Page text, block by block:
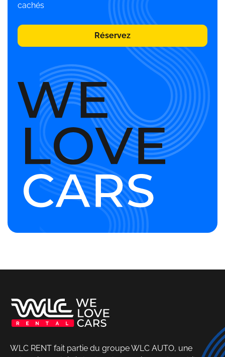
cachés
Réservez
WLC RENT fait partie du groupe WLC AUTO, une